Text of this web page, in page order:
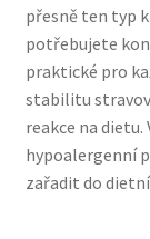
Přepravky
Purizon pro
Royal Canin
přesně ten typ
potřebujete
praktické pro
stabilitu
reakce na
hypoalergenní
zařadit do